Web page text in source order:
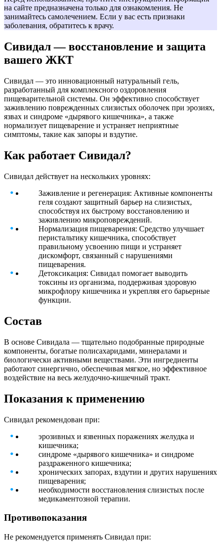
на сайте предназначена только для ознакомления. Не
занимайтесь самолечением. Если у вас есть признаки
заболевания, обратитесь к врачу.
Сивидал — восстановление и защита
вашего ЖКТ
Сивидал — это инновационный натуральный гель,
разработанный для комплексного оздоровления
пищеварительной системы. Он эффективно способствует
заживлению поврежденных слизистых оболочек при эрозиях,
язвах и синдроме «дырявого кишечника», а также
нормализует пищеварение и устраняет неприятные
симптомы, такие как запоры и вздутие.
Как работает Сивидал?
Сивидал действует на нескольких уровнях:
Заживление и регенерация: Активные компоненты
геля создают защитный барьер на слизистых,
способствуя их быстрому восстановлению и
заживлению микроповреждений.
Нормализация пищеварения: Средство улучшает
перистальтику кишечника, способствует
правильному усвоению пищи и устраняет
дискомфорт, связанный с нарушениями
пищеварения.
Детоксикация: Сивидал помогает выводить
токсины из организма, поддерживая здоровую
микрофлору кишечника и укрепляя его барьерные
функции.
Состав
В основе Сивидала — тщательно подобранные природные
компоненты, богатые полисахаридами, минералами и
биологически активными веществами. Эти ингредиенты
работают синергично, обеспечивая мягкое, но эффективное
воздействие на весь желудочно-кишечный тракт.
Показания к применению
Сивидал рекомендован при:
эрозивных и язвенных поражениях желудка и
кишечника;
синдроме «дырявого кишечника» и синдроме
раздраженного кишечника;
хронических запорах, вздутии и других нарушениях
пищеварения;
необходимости восстановления слизистых после
медикаментозной терапии.
Противопоказания
Не рекомендуется применять Сивидал при: